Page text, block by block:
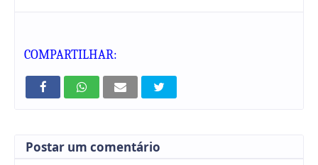
COMPARTILHAR:
Postar um comentário